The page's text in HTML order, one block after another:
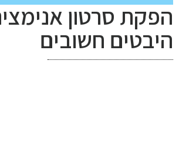
הפקת סרטון
היבטים חשובים